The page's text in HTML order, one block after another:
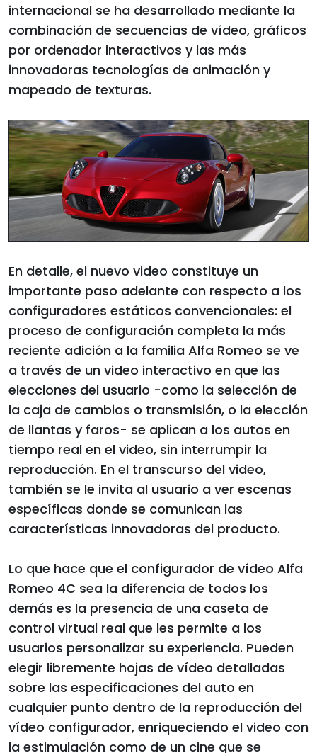
internacional se ha desarrollado mediante la
combinación de secuencias de vídeo, gráficos
por ordenador interactivos y las más
innovadoras tecnologías de animación y
mapeado de texturas.
En detalle, el nuevo video constituye un
importante paso adelante con respecto a los
configuradores estáticos convencionales: el
proceso de configuración completa la más
reciente adición a la familia Alfa Romeo se ve
a través de un video interactivo en que las
elecciones del usuario -como la selección de
la caja de cambios o transmisión, o la elección
de llantas y faros- se aplican a los autos en
tiempo real en el video, sin interrumpir la
reproducción. En el transcurso del video,
también se le invita al usuario a ver escenas
específicas donde se comunican las
características innovadoras del producto.
Lo que hace que el configurador de vídeo Alfa
Romeo 4C sea la diferencia de todos los
demás es la presencia de una caseta de
control virtual real que les permite a los
usuarios personalizar su experiencia. Pueden
elegir libremente hojas de vídeo detalladas
sobre las especificaciones del auto en
cualquier punto dentro de la reproducción del
vídeo configurador, enriqueciendo el video con
la estimulación como de un cine que se